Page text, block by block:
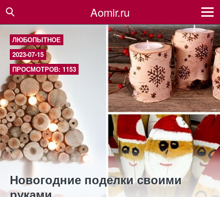
Aomir.ru
ЛЮБОПЫТНОЕ
2023-07-15
ПРОСМОТРОВ: 1153
Новогодние поделки своими